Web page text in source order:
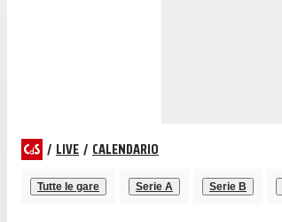
/ LIVE / CALENDARIO
Tutte le gare Serie A Serie B